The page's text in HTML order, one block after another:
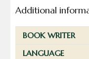
Additional
BOOK WRITER
LANGUAGE